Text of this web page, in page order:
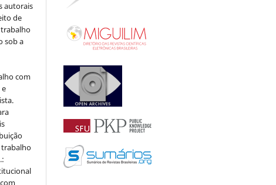
autorais
de
sob a
com
trabalho